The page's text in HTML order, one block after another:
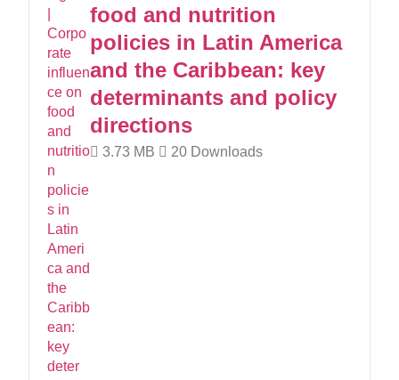
food and nutrition
policies in Latin America
and the Caribbean: key
determinants and policy
directions
3.73 MB 20 Downloads